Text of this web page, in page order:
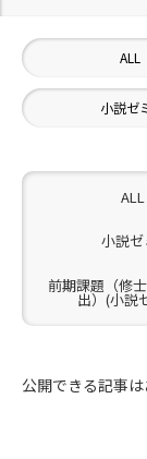
ALL
小説ゼ
ALL
小説ゼ
前期課題（修
出）(小説
公開できる記事は